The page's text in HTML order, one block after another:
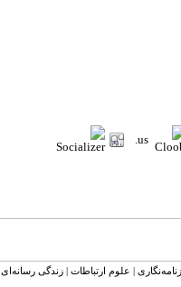
علوم ارتباطات |زندگی رسانه‌ای